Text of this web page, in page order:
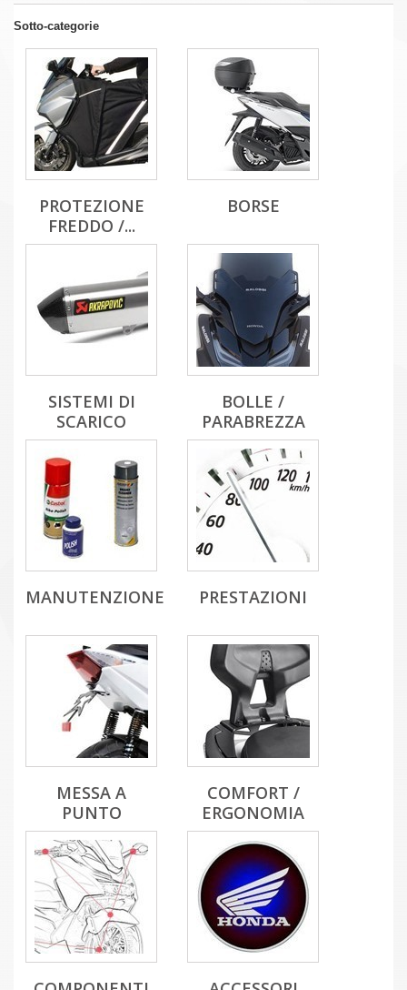
Sotto-categorie
PROTEZIONE
FREDDO /...
BORSE
SISTEMI DI
SCARICO
BOLLE /
PARABREZZA
MANUTENZIONE PRESTAZIONI
MESSA A
PUNTO
COMFORT /
ERGONOMIA